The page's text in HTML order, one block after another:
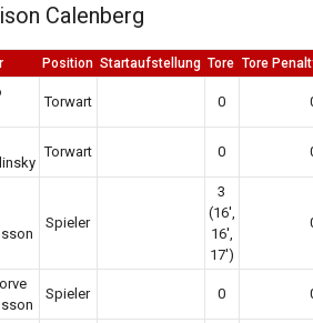
Calenberg
Position Startaufstellung Tore Tore
Torwart 0
Torwart 0
Spieler
3
(16',
16',
17')
Spieler 0